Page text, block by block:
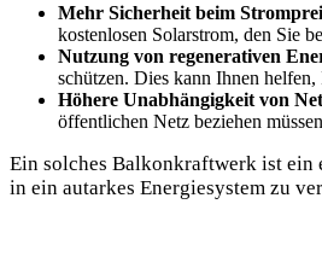
Mehr Sicherheit beim
kostenlosen Solarstrom, den Sie
Nutzung von regenerativen
schützen. Dies kann Ihnen
Höhere Unabhängigkeit von
öffentlichen Netz beziehen
Ein solches Balkonkraftwerk ist ein
in ein autarkes Energiesystem zu